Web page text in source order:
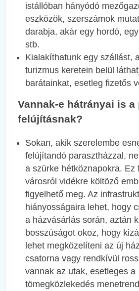
istállóban hányódó
eszközök, szerszámok
darabja, akár egy hordó,
stb.
Kialakíthatunk egy szállást,
turizmus keretein belül
barátainkat, esetleg fizetős
Vannak-e hátrányai is a
felújításnak?
Sokan, akik szerelembe
felújítandó parasztházzal,
a szürke hétköznapokra. Ez
városról vidékre költöző
figyelhető meg. Az
hiányosságaira lehet, hogy
a házvásárlás során, aztán
bosszúságot okoz, hogy
lehet megközelíteni az új
csatorna vagy rendkívül
vannak az utak, esetleges a
tömegközlekedés